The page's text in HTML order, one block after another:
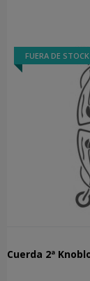
FUERA DE STOCK